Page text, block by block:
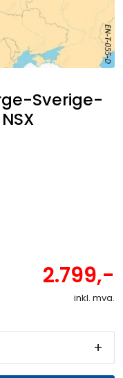
Sverige-
2.799,-
inkl. mva.
+